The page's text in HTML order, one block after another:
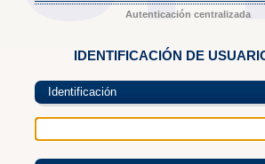
Autenticación centralizada
IDENTIFICACIÓN DE
Identificación